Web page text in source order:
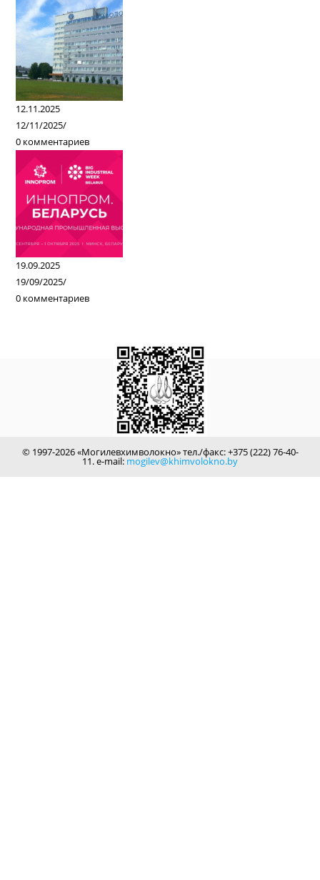
12.11.2025
12/11/2025/
0 комментариев
19.09.2025
19/09/2025/
0 комментариев
© 1997-2026 «Могилевхимволокно» тел./факс: +375 (222) 76-40-
11. e-mail: mogilev@khimvolokno.by